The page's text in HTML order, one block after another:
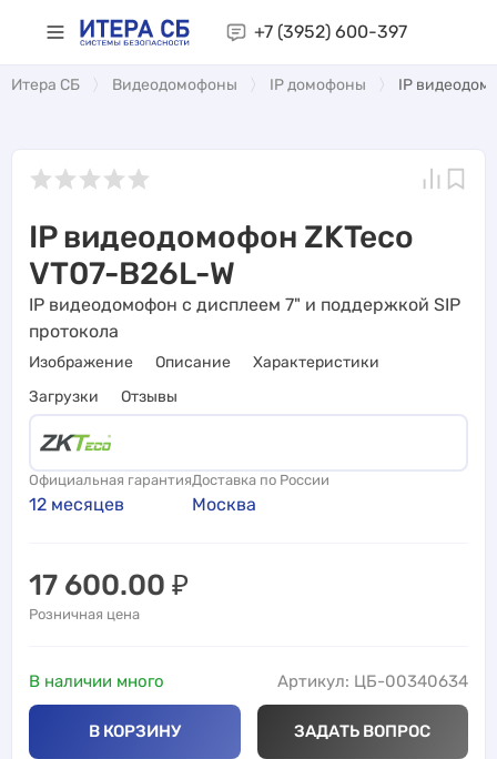
+7 (3952) 600-397
Итера СБ Видеодомофоны IP домофоны IP
IP видеодомофон ZKTeco
VT07-B26L-W
IP видеодомофон с дисплеем 7" и поддержкой SIP
протокола
Изображение Описание
Характеристики
Загрузки
Отзывы
Официальная гарантия
12 месяцев
Доставка по России
Москва
17 600.00 ₽
Розничная цена
В наличии много Артикул: ЦБ-00340634
В КОРЗИНУ ЗАДАТЬ ВОПРОС